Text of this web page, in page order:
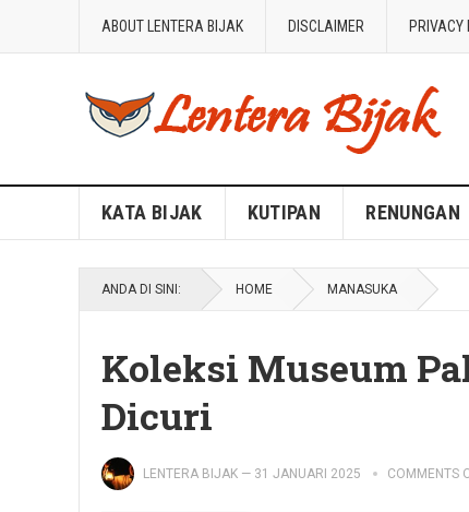
ABOUT LENTERA BIJAK DISCLAIMER PRIVACY
Blog Lentera Bijak
KATA BIJAK KUTIPAN RENUNGAN
ANDA DI SINI: HOME MANASUKA
Koleksi Museum
Dicuri
LENTERA BIJAK — 31 JANUARI 2025 COMMENTS